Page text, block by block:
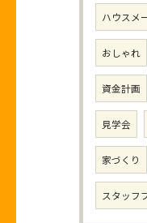
ハウスメ
おしゃれ
資金計画
見学会
家づくり
スタッフ